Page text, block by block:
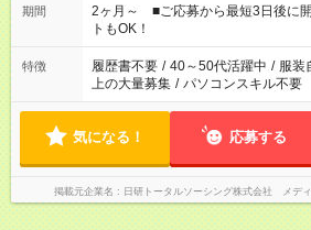
など、あなたのご希望に沿ったお仕事
ーク希望の方へ 今ご覧のお仕事で希
のお仕事の勤務時間。 合計で週40
ません
期間
2ヶ月～ ■ご応募から最短3日後に
トもOK！
特徴 履歴書不要 / 40～50代活躍中 / 服装
上の大量募集 / パソコンスキル不要
気になる！ 応募する
掲載元企業名 日研トータルソーシング株式会社 メデ